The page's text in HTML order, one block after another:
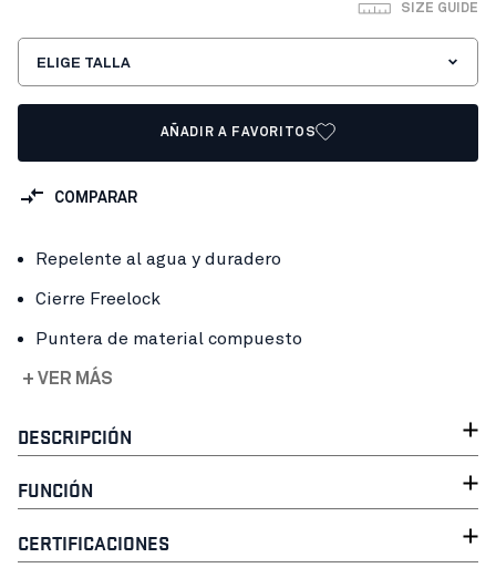
SIZE GUIDE
ELIGE TALLA
AÑADIR A FAVORITOS
COMPARAR
Repelente al agua y duradero
Cierre Freelock
Puntera de material compuesto
+ VER MÁS
DESCRIPCIÓN
FUNCIÓN
CERTIFICACIONES